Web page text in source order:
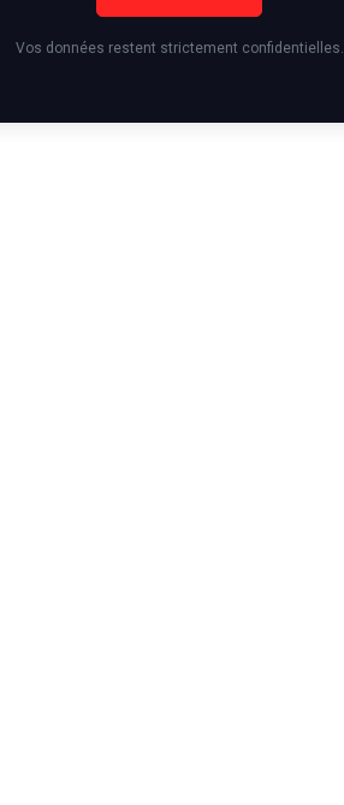
Vos données restent strictement confidentielles.